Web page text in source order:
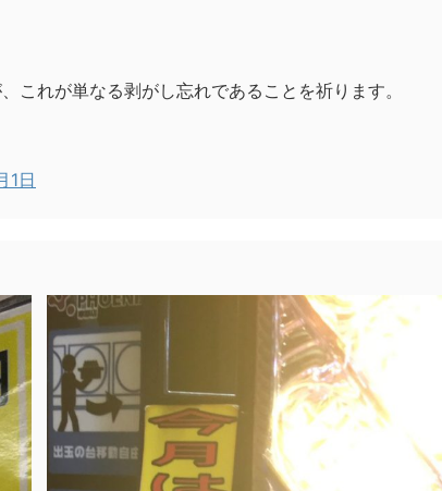
これが単なる剥がし忘れであることを祈ります。
1日